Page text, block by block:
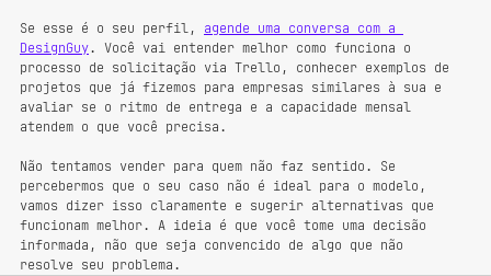
Se esse é o seu perfil, agende uma conversa com a
DesignGuy. Você vai entender melhor como funciona o
processo de solicitação via Trello, conhecer exemplos de
projetos que já fizemos para empresas similares à sua e
avaliar se o ritmo de entrega e a capacidade mensal
atendem o que você precisa.
Não tentamos vender para quem não faz sentido. Se
percebermos que o seu caso não é ideal para o modelo,
vamos dizer isso claramente e sugerir alternativas que
funcionam melhor. A ideia é que você tome uma decisão
informada, não que seja convencido de algo que não
resolve seu problema.